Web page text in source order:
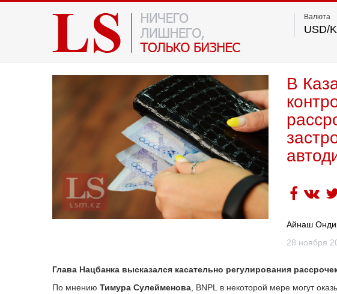
Валюта
USD/
В
Айнаш
28 ноября
Глава Нацбанка высказался касательно регулирования
По мнению Тимура Сулейменова , BNPL в некоторой мере могут